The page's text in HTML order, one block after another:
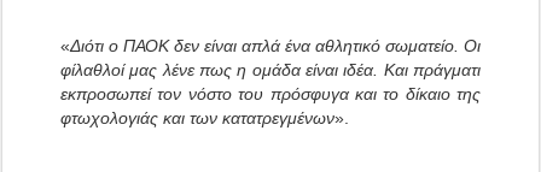
«Διότι ο ΠΑΟΚ δεν είναι απλά ένα αθλητικό σωματείο. Οι
φίλαθλοί μας λένε πως η ομάδα είναι ιδέα. Και πράγματι
εκπροσωπεί τον νόστο του πρόσφυγα και το δίκαιο της
φτωχολογιάς και των κατατρεγμένων».